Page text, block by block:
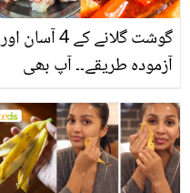
گوشت گلانے کے 4 آسان اور
آزمودہ طریقے۔۔ آپ بھی
بتائے راز